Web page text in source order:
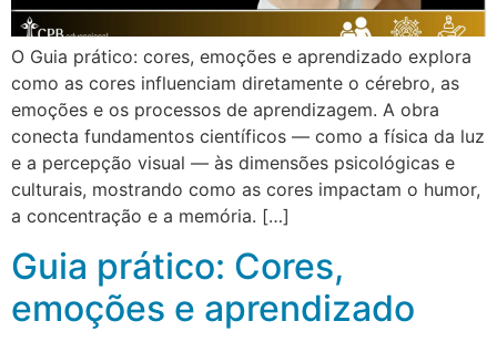
O Guia prático: cores, emoções e aprendizado explora
como as cores influenciam diretamente o cérebro, as
emoções e os processos de aprendizagem. A obra
conecta fundamentos científicos — como a física da luz
e a percepção visual — às dimensões psicológicas e
culturais, mostrando como as cores impactam o humor,
a concentração e a memória. […]
Guia prático: Cores,
emoções e aprendizado